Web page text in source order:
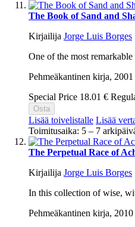
The Book of Sand and
Kirjailija Jorge Luis Borges
One of the most
Pehmeäkantinen kirja, 2001
Special Price 18.01 €
Osta
Lisää toivelistalle Lisää
Toimitusaika: 5 – 7
The Perpetual Race of
Kirjailija Jorge Luis Borges
In this collection of wise,
Pehmeäkantinen kirja, 2010